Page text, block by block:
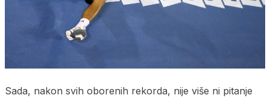
Sada, nakon svih oborenih rekorda, nije više ni pitanje